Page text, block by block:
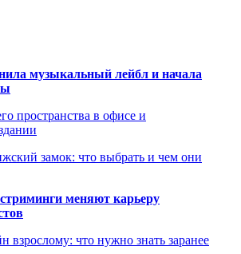
музыкальный лейбл и начала
пространства в офисе и
замок: что выбрать и чем они
меняют карьеру
взрослому: что нужно знать заранее